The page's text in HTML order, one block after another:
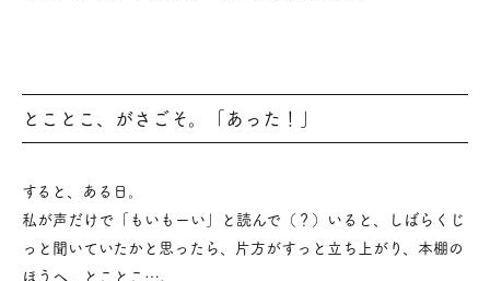
とことこ、がさごそ。「あった！」
すると、ある日。
私が声だけで「もいもーい」と読んで（？）いると、しばらくじ
っと聞いていたかと思ったら、片方がすっと立ち上がり、本棚の
ほうへ、とことこ…。